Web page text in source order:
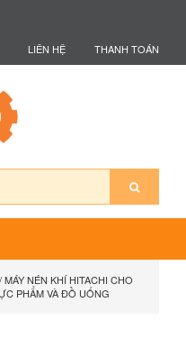
LIÊN HỆ THANH TOÁN
/ MÁY NÉN KHÍ HITACHI CHO
PHẨM VÀ ĐỒ UỐNG